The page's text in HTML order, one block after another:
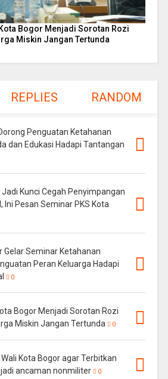
Bogor Menjadi Sorotan Rozi
Miskin Jangan Tertunda
REPLIES RANDOM
Penguatan Ketahanan
dan Edukasi Hadapi Tantangan
Kunci Cegah Penyimpangan
Ini Pesan Seminar PKS Kota
Gelar Seminar Ketahanan
Peran Keluarga Hadapi
0
Bogor Menjadi Sorotan Rozi
Miskin Jangan Tertunda
0
Kota Bogor agar Terbitkan
jadi ancaman nonmiliter
0